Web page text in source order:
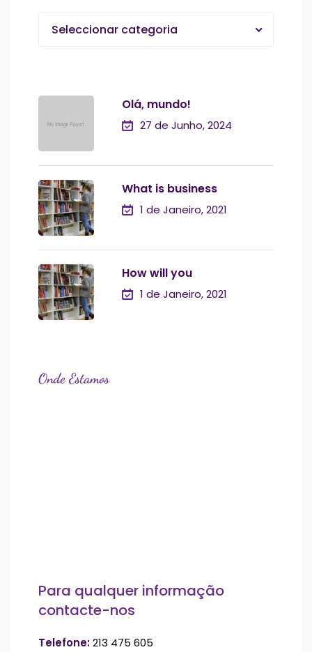
Seleccionar categoria
Olá, mundo!
27 de Junho, 2024
What is business
1 de Janeiro, 2021
How will you
1 de Janeiro, 2021
Onde Estamos
Para qualquer informação
contacte-nos
Telefone:213 475 605